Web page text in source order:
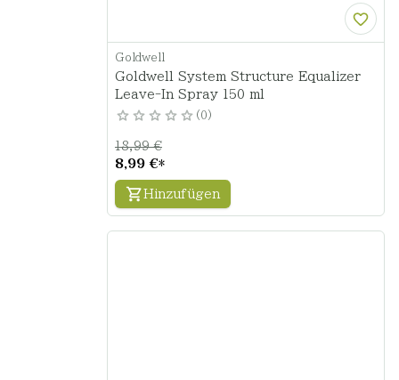
Goldwell
Goldwell System Structure Equalizer
Leave-In Spray 150 ml
0
8,99 €*
18,99 €
Hinzufügen